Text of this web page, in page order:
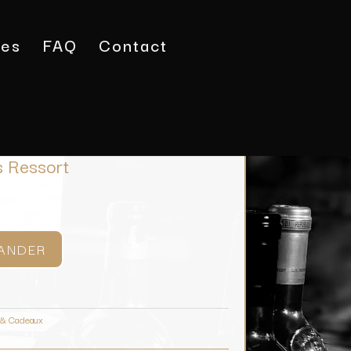
FAQ
Contact
Ressort
Cadeaux